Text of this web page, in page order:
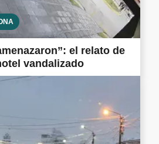
el relato de
vandalizado